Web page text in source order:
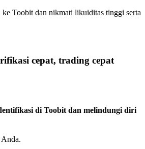
Toobit dan nikmati likuiditas tinggi serta
cepat, trading cepat
di Toobit dan melindungi diri